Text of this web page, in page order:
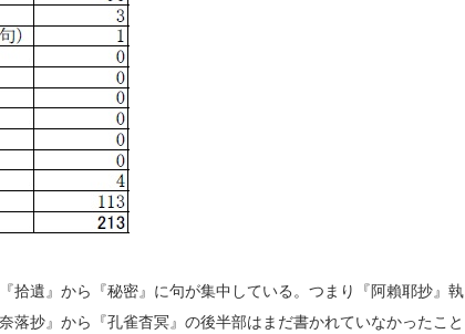
遺』から『秘密』に句が集中している。つまり『阿賴耶抄』執
抄』から『孔雀杳冥』の後半部はまだ書かれていなかったこと